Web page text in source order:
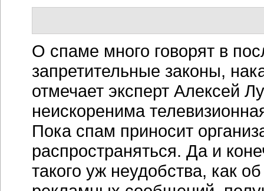
О спаме много говорят в
запретительные законы,
отмечает эксперт Алексей
неискоренима
Пока спам приносит
распространяться. Да и
такого уж неудобства, как